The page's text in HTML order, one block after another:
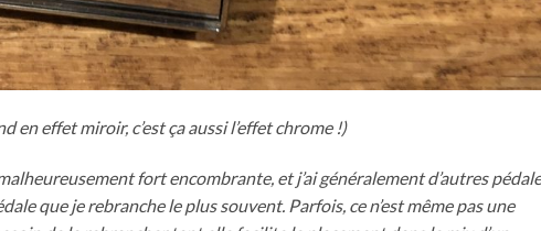
en effet miroir, c’est ça aussi l’effet chrome !)
fort encombrante, et j’ai généralement d’autres
que je rebranche le plus souvent. Parfois, ce n’est même pas une